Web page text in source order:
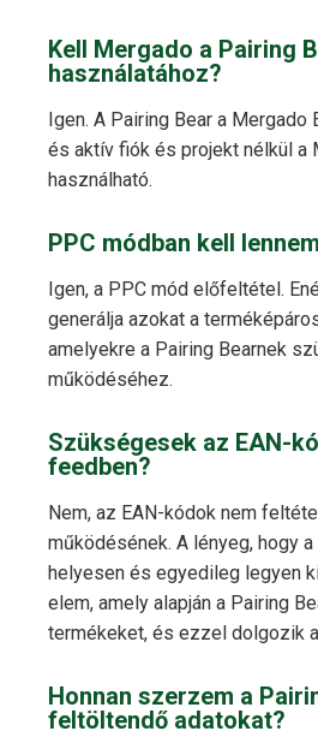
Kell Mergado a Pairing
használatához?
Igen. A Pairing Bear a
és aktív fiók és projekt nélkül a
használható.
PPC módban kell
Igen, a PPC mód előfeltétel.
generálja azokat a
amelyekre a Pairing Bearnek
működéséhez.
Szükségesek az EAN-
feedben?
Nem, az EAN-kódok nem
működésének. A lényeg, hogy a
helyesen és egyedileg legyen
elem, amely alapján a Pairing
termékeket, és ezzel dolgozik
Honnan szerzem a
feltöltendő adatokat?